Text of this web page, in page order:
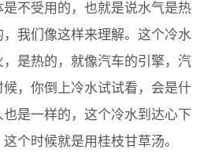
不受用的，也就是说水气是热
我们像这样来理解。这个冷水
是热的，就像汽车的引擎，汽
，你倒上冷水试试看，会是什
是一样的，这个冷水到达心下
个时候就是用桂枝甘草汤。